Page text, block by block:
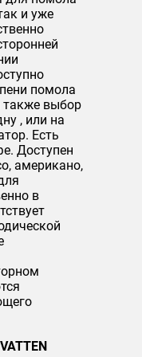
и уже
помола
также выбор
, или на
Есть
Доступен
американо,
в